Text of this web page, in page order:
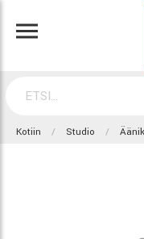
Kotiin Studio